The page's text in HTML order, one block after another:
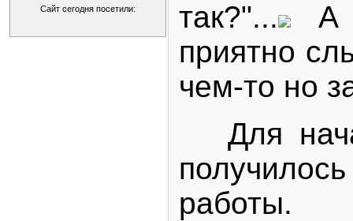
Сайт сегодня посетили:
так?"...
А
приятно
чем-то но
Для
работы.